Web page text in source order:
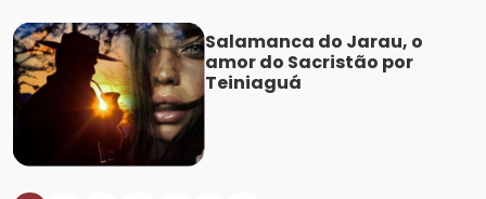
Salamanca do Jarau, o
amor do Sacristão por
Teiniaguá